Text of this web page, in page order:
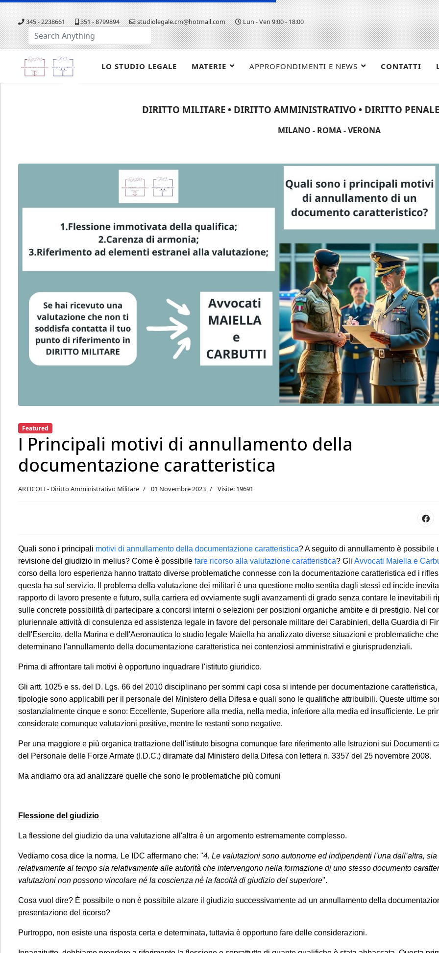
345 - 2238661 351 - 8799894 studiolegale.cm@hotmail.com Lun - Ven 9:00 - 18:00
Cerca...
LO STUDIO LEGALE MATERIE APPROFONDIMENTI E NEWS CONTATTI
DIRITTO MILITARE • DIRITTO AMMINISTRATIVO • DIRITTO
MILANO - ROMA - VERONA
Featured
I Principali motivi di annullamento della
documentazione caratteristica
ARTICOLI - Diritto Amministrativo Militare 01 Novembre 2023 Visite: 19691
Quali sono i principali motivi di annullamento della documentazione caratteristica? A seguito di annullamento è possibile
revisione del giudizio in melius? Come è possibile fare ricorso alla valutazione caratteristica? Gli Avvocati Maiella e
corso della loro esperienza hanno trattato diverse problematiche connesse con la documentazione caratteristica ed i
questa ha sul servizio. Il problema della valutazione dei militari è una questione molto sentita dagli stessi ed incide
rapporto di lavoro presente e futuro, sulla carriera ed ovviamente sugli avanzamenti di grado senza contare le inevitabili
sulle concrete possibilità di partecipare a concorsi interni o selezioni per posizioni organiche ambite e di prestigio. Nel
pluriennale attività di consulenza ed assistenza legale in favore del personale militare dei Carabinieri, della Guardia di
dell'Esercito, della Marina e dell'Aeronautica lo studio legale Maiella ha analizzato diverse situazioni e problematiche che
determinano l'annullamento della documentazione caratteristica nei contenziosi amministrativi e giurisprudenziali.
Prima di affrontare tali motivi è opportuno inquadrare l'istituto giuridico.
Gli artt. 1025 e ss. del D. Lgs. 66 del 2010 disciplinano per sommi capi cosa si intende per documentazione caratteristica,
tipologie sono applicabili per il personale del Ministero della Difesa e quali sono le qualifiche attribuibili. Queste ultime
sostanzialmente cinque e sono: Eccellente, Superiore alla media, nella media, inferiore alla media ed insufficiente. Le
considerate comunque valutazioni positive, mentre le restanti sono negative.
Per una maggiore e più organica trattazione dell'istituto bisogna comunque fare riferimento alle Istruzioni sui Documenti
del Personale delle Forze Armate (I.D.C.) diramate dal Ministero della Difesa con lettera n. 3357 del 25 novembre 2008.
Ma andiamo ora ad analizzare quelle che sono le problematiche più comuni
Flessione del giudizio
La flessione del giudizio da una valutazione all'altra è un argomento estremamente complesso.
Vediamo cosa dice la norma. Le IDC affermano che: "4. Le valutazioni sono autonome ed indipendenti l’una dall’altra, sia
relativamente al tempo sia relativamente alle autorità che intervengono nella formazione di uno stesso documento
valutazioni non possono vincolare né la coscienza né la facoltà di giudizio del superiore".
Cosa vuol dire? È possibile o non è possibile alzare il giudizio successivamente ad un annullamento della
presentazione del ricorso?
Purtroppo, non esiste una risposta certa e determinata, tuttavia è opportuno fare delle considerazioni.